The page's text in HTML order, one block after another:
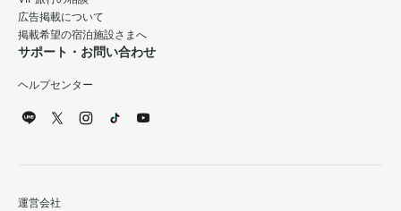
広告掲載について
掲載希望の宿泊施設さまへ
サポート・お問い合わせ
ヘルプセンター
運営会社